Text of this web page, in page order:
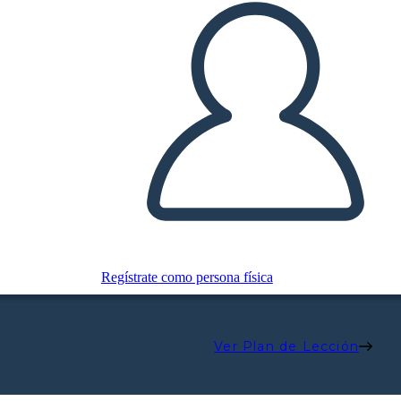
Regístrate como persona física
Ver Plan de Lección